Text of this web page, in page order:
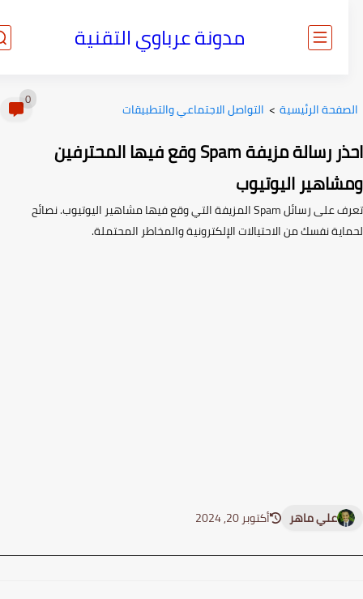
مدونة عرباوي التقنية
الرئيسية> التواصل الاجتماعي والتطبيقات
احذر رسالة مزيفة Spam وقع فيها المحترفين
اليوتيوب
تعرف على رسائل Spam المزيفة التي وقع فيها مشاهير اليوتيوب. نصائح
نفسك من الاحتيالات الإلكترونية والمخاطر المحتملة.
علي ماهر أكتوبر 20, 2024